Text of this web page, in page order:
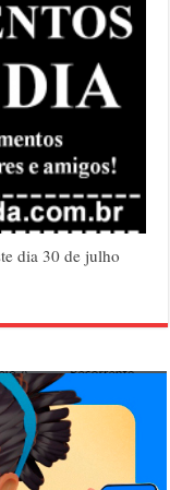
dia 30 de julho